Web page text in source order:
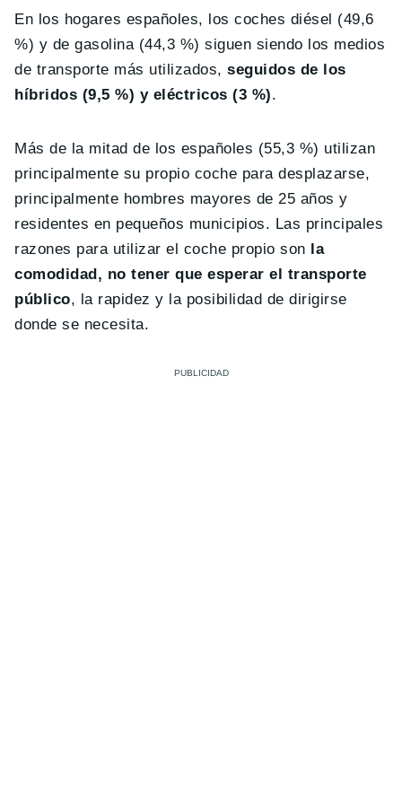
En los hogares españoles, los coches diésel (49,6
%) y de gasolina (44,3 %) siguen siendo los medios
de transporte más utilizados,seguidos de los
híbridos (9,5 %) y eléctricos (3 %).
Más de la mitad de los españoles (55,3 %) utilizan
principalmente su propio coche para desplazarse,
principalmente hombres mayores de 25 años y
residentes en pequeños municipios. Las principales
razones para utilizar el coche propio son la
comodidad, no tener que esperar el transporte
público, la rapidez y la posibilidad de dirigirse
donde se necesita.